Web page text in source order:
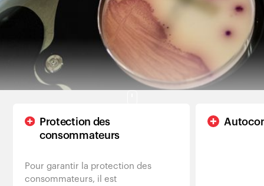
Protection des
consommateurs
Pour garantir la protection des
consommateurs, il est